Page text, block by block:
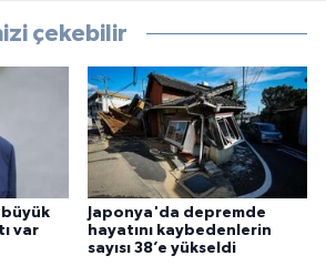
çekebilir
büyük
var
Japonya'da depremde
hayatını kaybedenlerin
sayısı 38’e yükseldi